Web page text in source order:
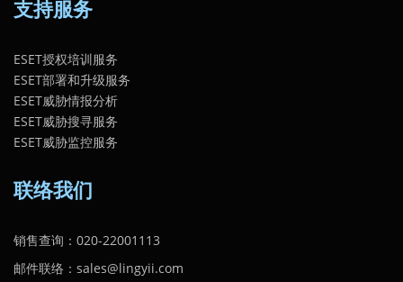
支持服务
ESET授权培训服务
ESET部署和升级服务
ESET威胁情报分析
ESET威胁搜寻服务
ESET威胁监控服务
联络我们
销售查询：020-22001113
邮件联络：sales@lingyii.com